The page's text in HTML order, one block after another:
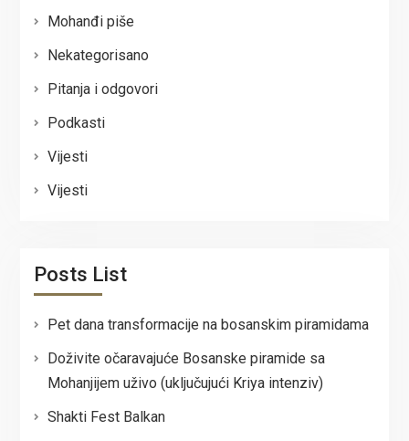
Mohanđi piše
Nekategorisano
Pitanja i odgovori
Podkasti
Vijesti
Vijesti
Posts List
Pet dana transformacije na bosanskim piramidama
Doživite očaravajuće Bosanske piramide sa
Mohanjijem uživo (uključujući Kriya intenziv)
Shakti Fest Balkan